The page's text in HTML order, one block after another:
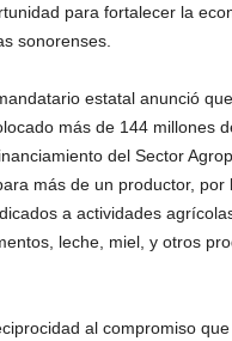
para fortalecer la
sonorenses.
estatal anunció
más de 144 millones
del Sector
más de un productor, por
a actividades
leche, miel, y otros
al compromiso